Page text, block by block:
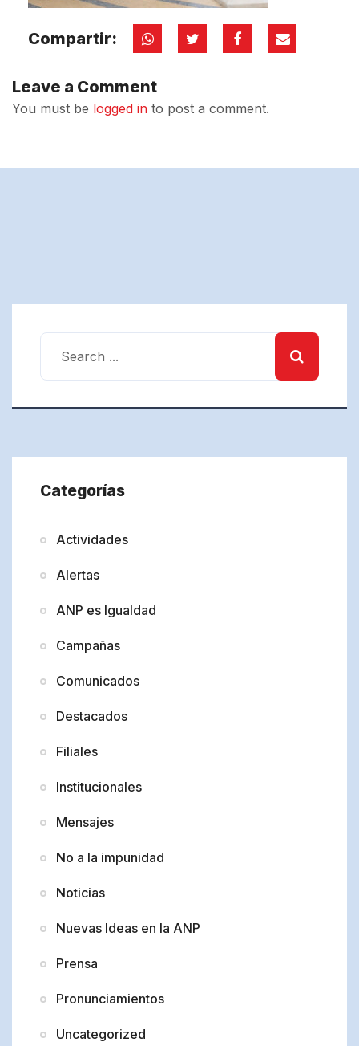
Compartir:
Leave a Comment
You must be logged in to post a comment.
Categorías
Actividades
Alertas
ANP es Igualdad
Campañas
Comunicados
Destacados
Filiales
Institucionales
Mensajes
No a la impunidad
Noticias
Nuevas Ideas en la ANP
Prensa
Pronunciamientos
Uncategorized